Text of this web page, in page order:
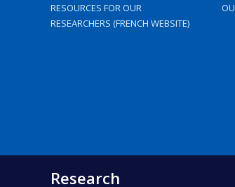
RESOURCES FOR OUR
RESEARCHERS (FRENCH WEBSITE)
Research